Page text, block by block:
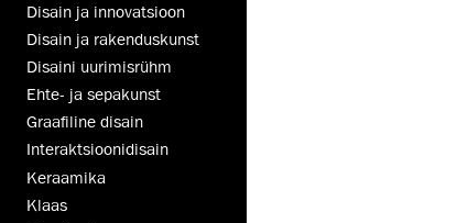
Disain ja innovatsioon
Disain ja rakenduskunst
Disaini uurimisrühm
Ehte- ja sepakunst
Graafiline disain
Interaktsiooni­disain
Keraamika
Klaas